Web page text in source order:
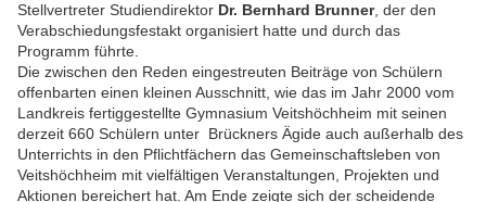
Stellvertreter Studiendirektor Dr. Bernhard Brunner, der den
Verabschiedungsfestakt organisiert hatte und durch das
Programm führte.
Die zwischen den Reden eingestreuten Beiträge von Schülern
offenbarten einen kleinen Ausschnitt, wie das im Jahr 2000 vom
Landkreis fertiggestellte Gymnasium Veitshöchheim mit seinen
derzeit 660 Schülern unter Brückners Ägide auch außerhalb des
Unterrichts in den Pflichtfächern das Gemeinschaftsleben von
Veitshöchheim mit vielfältigen Veranstaltungen, Projekten und
Aktionen bereichert hat. Am Ende zeigte sich der scheidende